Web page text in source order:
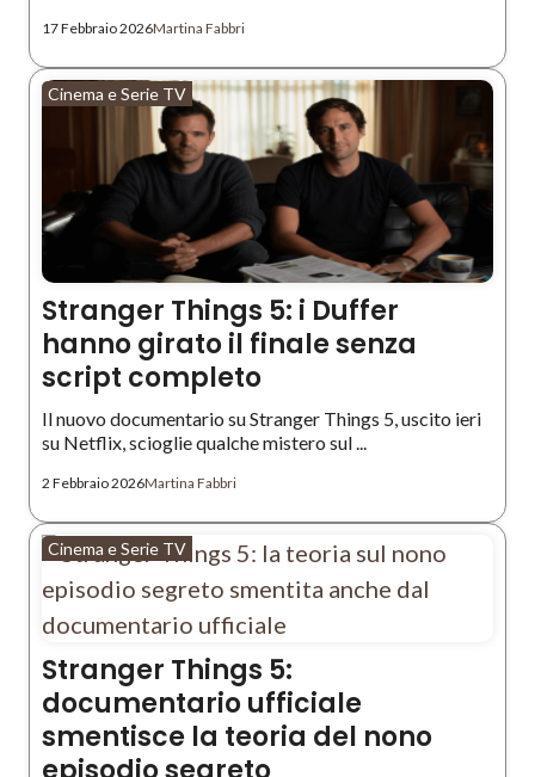
17 Febbraio 2026Martina Fabbri
Cinema e Serie TV
Stranger Things 5: i Duffer
hanno girato il finale senza
script completo
Il nuovo documentario su Stranger Things 5, uscito ieri
su Netflix, scioglie qualche mistero sul ...
2 Febbraio 2026Martina Fabbri
Cinema e Serie TV
Stranger Things 5:
documentario ufficiale
smentisce la teoria del nono